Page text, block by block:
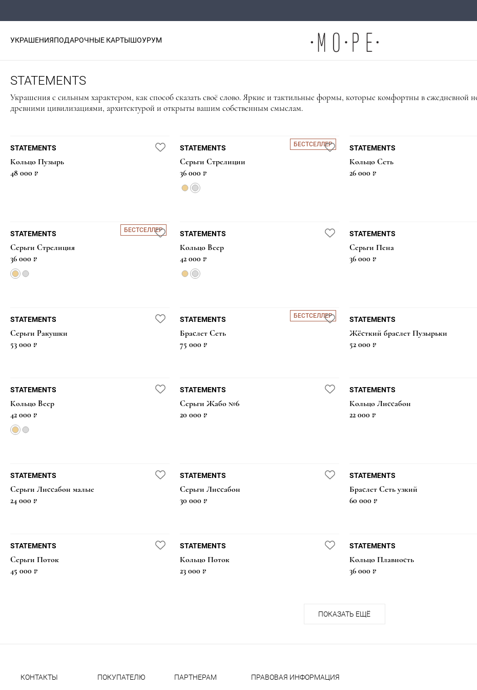
УКРАШЕНИЯПОДАРОЧНЫЕ КАРТЫШОУРУМ
STATEMENTS
Украшения с сильным характером, как способ сказать своё слово. Яркие и тактильные формы, которые комфортны в ежедневной
древними цивилизациями, архитектурой и открыты вашим собственным смыслам.
STATEMENTS
Кольцо Пузырь
48 000 ₽
БЕСТСЕЛЛЕР
STATEMENTS
Серьги Стрелиции
36 000 ₽
STATEMENTS
Кольцо Сеть
26 000 ₽
БЕСТСЕЛЛЕР
STATEMENTS
Серьги Стрелиция
36 000 ₽
STATEMENTS
Кольцо Веер
42 000 ₽
STATEMENTS
Серьги Пена
36 000 ₽
STATEMENTS
Серьги Ракушки
53 000 ₽
БЕСТСЕЛЛЕР
STATEMENTS
Браслет Сеть
75 000 ₽
STATEMENTS
Жёсткий браслет Пузырьки
52 000 ₽
STATEMENTS
Кольцо Веер
42 000 ₽
STATEMENTS
Серьги Жабо №6
20 000 ₽
STATEMENTS
Кольцо Лиссабон
22 000 ₽
STATEMENTS
Серьги Лиссабон малые
24 000 ₽
STATEMENTS
Серьги Лиссабон
30 000 ₽
STATEMENTS
Браслет Сеть узкий
60 000 ₽
STATEMENTS
Серьги Поток
45 000 ₽
STATEMENTS
Кольцо Поток
23 000 ₽
STATEMENTS
Кольцо Плавность
36 000 ₽
ПОКАЗАТЬ ЕЩЁ
КОНТАКТЫ ПОКУПАТЕЛЮ ПАРТНЕРАМ ПРАВОВАЯ ИНФОРМАЦИЯ